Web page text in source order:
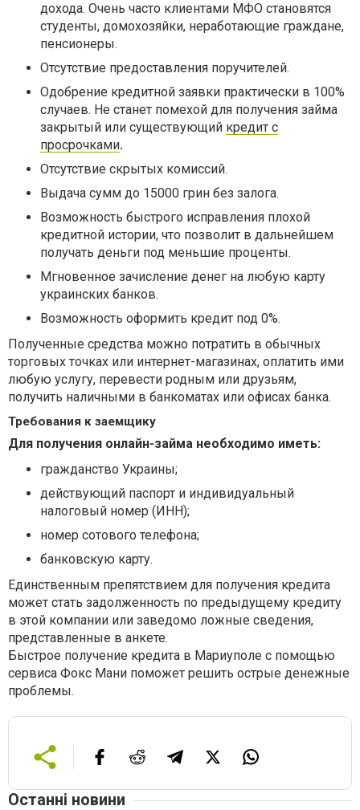
дохода. Очень часто клиентами МФО становятся
студенты, домохозяйки, неработающие граждане,
пенсионеры.
Отсутствие предоставления поручителей.
Одобрение кредитной заявки практически в 100%
случаев. Не станет помехой для получения займа
закрытый или существующий кредит с
просрочками.
Отсутствие скрытых комиссий.
Выдача сумм до 15000 грин без залога.
Возможность быстрого исправления плохой
кредитной истории, что позволит в дальнейшем
получать деньги под меньшие проценты.
Мгновенное зачисление денег на любую карту
украинских банков.
Возможность оформить кредит под 0%.
Полученные средства можно потратить в обычных
торговых точках или интернет-магазинах, оплатить ими
любую услугу, перевести родным или друзьям,
получить наличными в банкоматах или офисах банка.
Требования к заемщику
Для получения онлайн-займа необходимо иметь:
гражданство Украины;
действующий паспорт и индивидуальный
налоговый номер (ИНН);
номер сотового телефона;
банковскую карту.
Единственным препятствием для получения кредита
может стать задолженность по предыдущему кредиту
в этой компании или заведомо ложные сведения,
представленные в анкете.
Быстрое получение кредита в Мариуполе с помощью
сервиса Фокс Мани поможет решить острые денежные
проблемы.
Останні новини